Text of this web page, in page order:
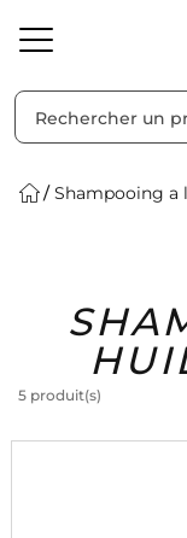
Solaire
Shampooing a
5 produit(s)